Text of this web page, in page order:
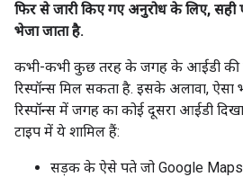
फिर से जारी किए गए अनुरोध के लिए,
भेजा जाता है.
कभी-कभी कुछ तरह के जगह के आईडी की
रिस्पॉन्स मिल सकता है. इसके अलावा,
रिस्पॉन्स में जगह का कोई दूसरा आईडी
टाइप में ये शामिल हैं:
सड़क के ऐसे पते जो Google Maps